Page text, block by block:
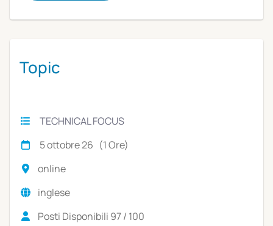
Topic
TECHNICAL FOCUS
5 ottobre 26 (1 Ore)
online
inglese
Posti Disponibili 97 / 100